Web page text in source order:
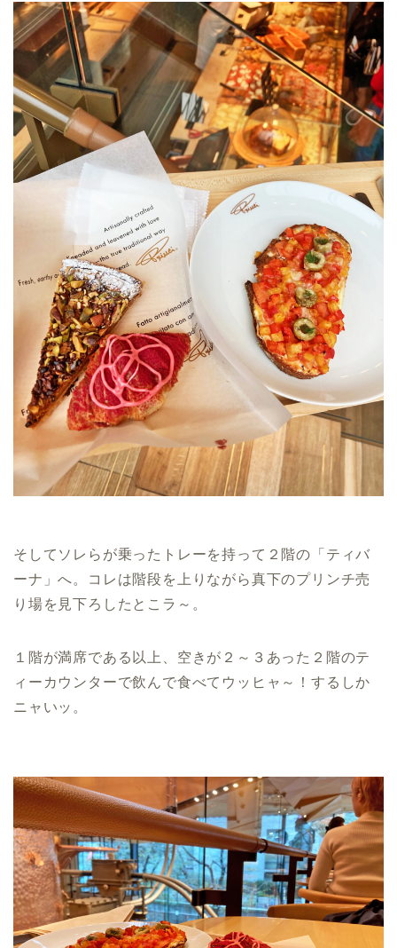
そしてソレらが乗ったトレーを持って２階の「ティバ
ーナ」へ。コレは階段を上りながら真下のプリンチ売
り場を見下ろしたとこラ～。
１階が満席である以上、空きが２～３あった２階のテ
ィーカウンターで飲んで食べてウッヒャ～！するしか
ニャいッ。